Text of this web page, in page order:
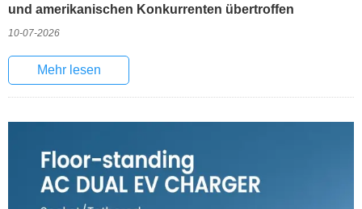
und amerikanischen Konkurrenten übertroffen
10-07-2026
Mehr lesen